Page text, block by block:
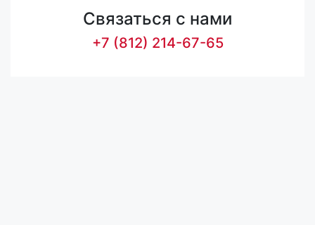
Связаться с нами
+7 (812) 214-67-65